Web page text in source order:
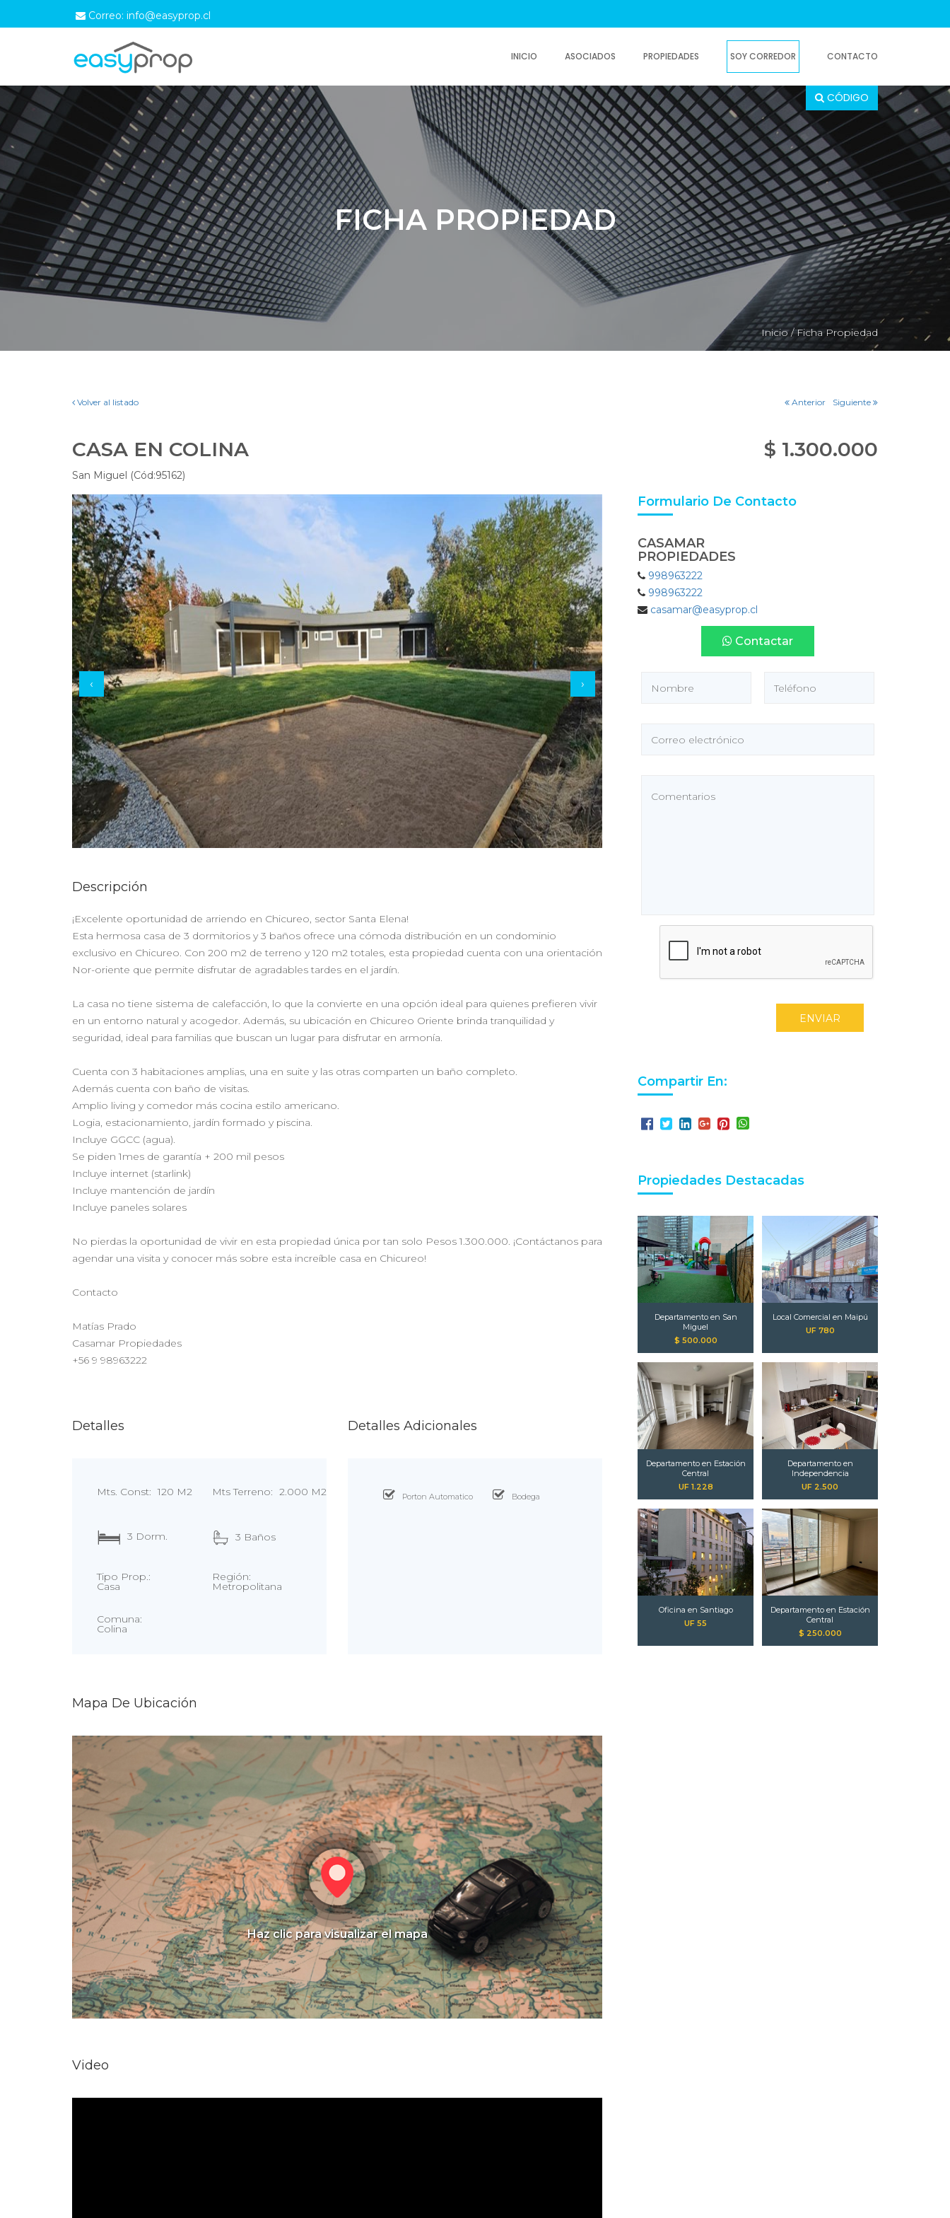
Correo: info@easyprop.cl
INICIO ASOCIADOS PROPIEDADES SOY CORREDOR CONTACTO
CÓDIGO
FICHA PROPIEDAD
Inicio / Ficha Propiedad
Volver al listado Anterior Siguiente
CASA EN COLINA $ 1.300.000
San Miguel (Cód:95162)
‹ ›
Descripción
¡Excelente oportunidad de arriendo en Chicureo, sector Santa Elena!
Esta hermosa casa de 3 dormitorios y 3 baños ofrece una cómoda distribución en un condominio
exclusivo en Chicureo. Con 200 m2 de terreno y 120 m2 totales, esta propiedad cuenta con una orientación
Nor-oriente que permite disfrutar de agradables tardes en el jardín.
La casa no tiene sistema de calefacción, lo que la convierte en una opción ideal para quienes prefieren vivir
en un entorno natural y acogedor. Además, su ubicación en Chicureo Oriente brinda tranquilidad y
seguridad, ideal para familias que buscan un lugar para disfrutar en armonía.
Cuenta con 3 habitaciones amplias, una en suite y las otras comparten un baño completo.
Además cuenta con baño de visitas.
Amplio living y comedor más cocina estilo americano.
Logia, estacionamiento, jardín formado y piscina.
Incluye GGCC (agua).
Se piden 1mes de garantía + 200 mil pesos
Incluye internet (starlink)
Incluye mantención de jardín
Incluye paneles solares
No pierdas la oportunidad de vivir en esta propiedad única por tan solo Pesos 1.300.000. ¡Contáctanos para
agendar una visita y conocer más sobre esta increíble casa en Chicureo!
Contacto
Matías Prado
Casamar Propiedades
+56 9 98963222
Detalles
Mts. Const: 120 M2 Mts Terreno: 2.000 M2
3 Dorm. 3 Baños
Tipo Prop.:
Casa
Región:
Metropolitana
Comuna:
Colina
Detalles Adicionales
Porton Automatico Bodega
Mapa De Ubicación
Haz clic para visualizar el mapa
Video
Formulario De Contacto
CASAMAR
PROPIEDADES
998963222
998963222
casamar@easyprop.cl
Contactar
ENVIAR
Compartir En:
Propiedades Destacadas
Departamento en San
Miguel
$ 500.000
Local Comercial en Maipú
UF 780
Departamento en Estación
Central
UF 1.228
Departamento en
Independencia
UF 2.500
Oficina en Santiago
UF 55
Departamento en Estación
Central
$ 250.000